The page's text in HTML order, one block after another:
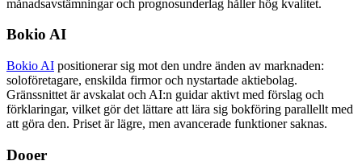
månadsavstämningar och prognosunderlag håller hög kvalitet.
Bokio AI
Bokio AI positionerar sig mot den undre änden av marknaden:
soloföretagare, enskilda firmor och nystartade aktiebolag.
Gränssnittet är avskalat och AI:n guidar aktivt med förslag och
förklaringar, vilket gör det lättare att lära sig bokföring parallellt med
att göra den. Priset är lägre, men avancerade funktioner saknas.
Dooer